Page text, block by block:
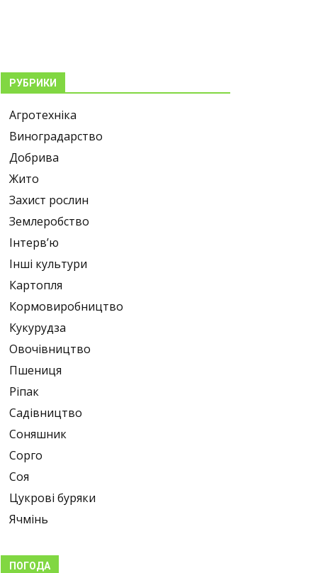
РУБРИКИ
Агротехніка
Виноградарство
Добрива
Жито
Захист рослин
Землеробство
Інтерв’ю
Інші культури
Картопля
Кормовиробництво
Кукурудза
Овочівництво
Пшениця
Ріпак
Садівництво
Соняшник
Сорго
Соя
Цукрові буряки
Ячмінь
ПОГОДА